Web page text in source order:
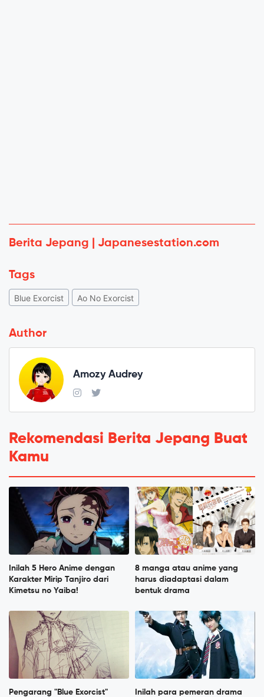
Berita Jepang | Japanesestation.com
Tags
Blue Exorcist Ao No Exorcist
Author
Amozy Audrey
Rekomendasi Berita Jepang Buat
Kamu
Inilah 5 Hero Anime dengan
Karakter Mirip Tanjiro dari
Kimetsu no Yaiba!
8 manga atau anime yang
harus diadaptasi dalam
bentuk drama
Pengarang "Blue Exorcist"
Inilah para pemeran drama